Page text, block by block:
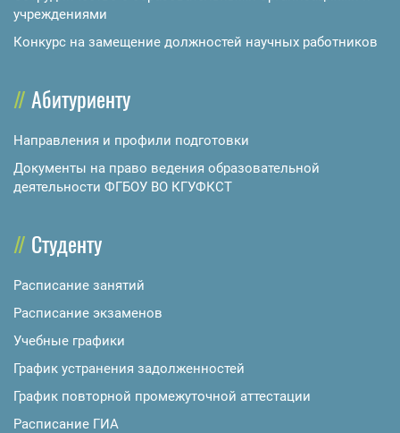
учреждениями
Конкурс на замещение должностей научных работников
Абитуриенту
Направления и профили подготовки
Документы на право ведения образовательной
деятельности ФГБОУ ВО КГУФКСТ
Студенту
Расписание занятий
Расписание экзаменов
Учебные графики
График устранения задолженностей
График повторной промежуточной аттестации
Расписание ГИА